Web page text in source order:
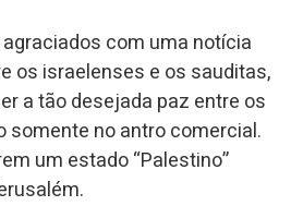
com uma notícia
os israelenses e os sauditas,
a tão desejada paz entre os
somente no antro comercial.
um estado “Palestino”